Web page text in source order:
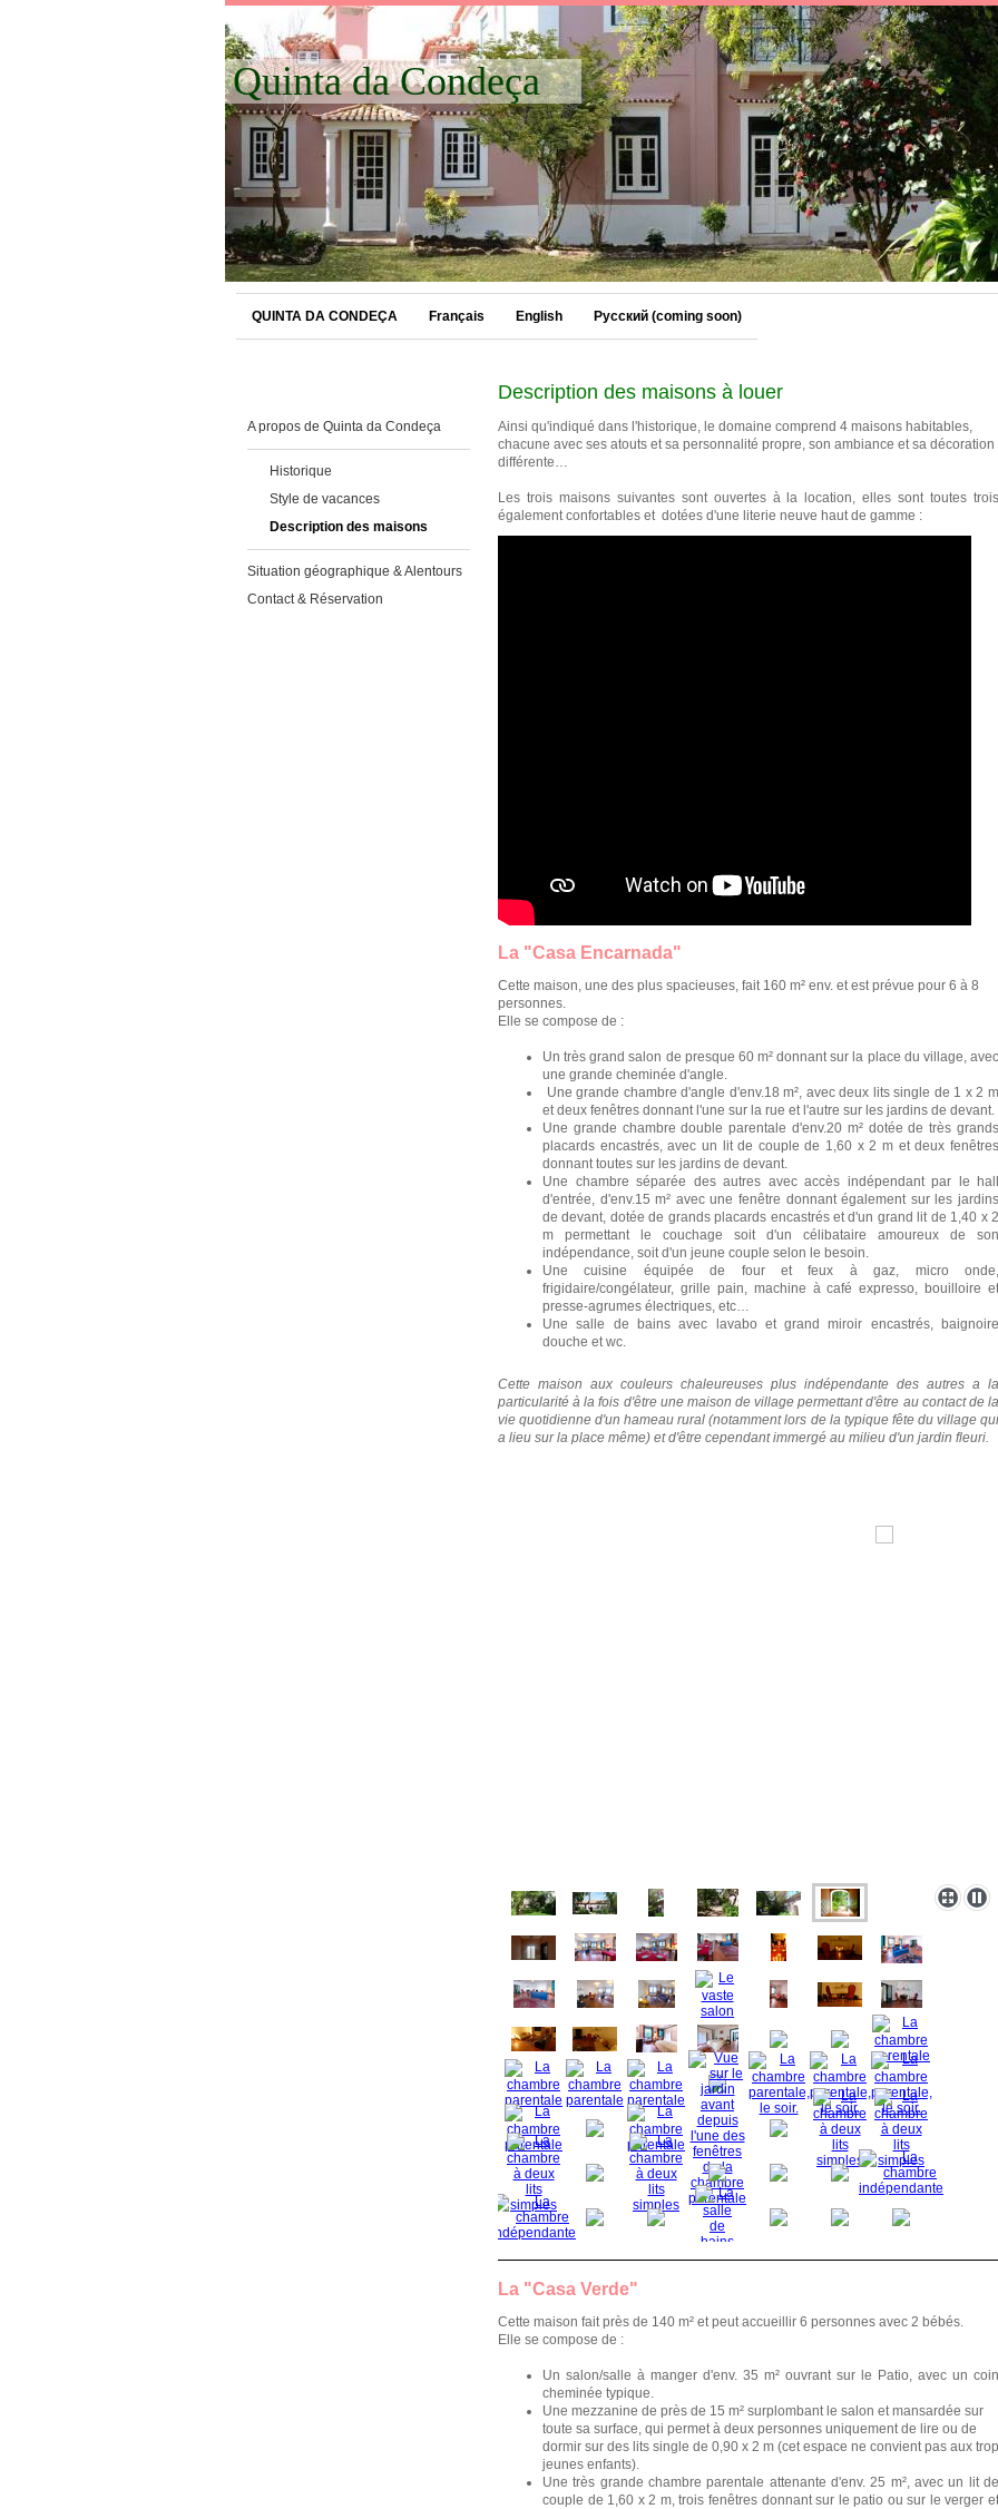
Quinta da Condeça
QUINTA DA CONDEÇA Français English Русский (coming soon)
A propos de Quinta da Condeça
Historique
Style de vacances
Description des maisons
Situation géographique & Alentours
Contact & Réservation
Description des maisons à louer
Ainsi qu'indiqué dans l'historique, le domaine comprend 4 maisons habitables,
chacune avec ses atouts et sa personnalité propre, son ambiance et sa décoration
différente…
Les trois maisons suivantes sont ouvertes à la location, elles sont toutes trois
également confortables et dotées d'une literie neuve haut de gamme :
La "Casa Encarnada"
Cette maison, une des plus spacieuses, fait 160 m² env. et est prévue pour 6 à 8
personnes.
Elle se compose de :
Un très grand salon de presque 60 m² donnant sur la place du village, avec
une grande cheminée d'angle.
Une grande chambre d'angle d'env.18 m², avec deux lits single de 1 x 2 m
et deux fenêtres donnant l'une sur la rue et l'autre sur les jardins de devant.
Une grande chambre double parentale d'env.20 m² dotée de très grands
placards encastrés, avec un lit de couple de 1,60 x 2 m et deux fenêtres
donnant toutes sur les jardins de devant.
Une chambre séparée des autres avec accès indépendant par le hall
d'entrée, d'env.15 m² avec une fenêtre donnant également sur les jardins
de devant, dotée de grands placards encastrés et d'un grand lit de 1,40 x 2
m permettant le couchage soit d'un célibataire amoureux de son
indépendance, soit d'un jeune couple selon le besoin.
Une cuisine équipée de four et feux à gaz, micro onde,
frigidaire/congélateur, grille pain, machine à café expresso, bouilloire et
presse-agrumes électriques, etc…
Une salle de bains avec lavabo et grand miroir encastrés, baignoire
douche et wc.
Cette maison aux couleurs chaleureuses plus indépendante des autres a la
particularité à la fois d'être une maison de village permettant d'être au contact de la
vie quotidienne d'un hameau rural (notamment lors de la typique fête du village qui
a lieu sur la place même) et d'être cependant immergé au milieu d'un jardin fleuri.
La "Casa Verde"
Cette maison fait près de 140 m² et peut accueillir 6 personnes avec 2 bébés.
Elle se compose de :
Un salon/salle à manger d'env. 35 m² ouvrant sur le Patio, avec un coin
cheminée typique.
Une mezzanine de près de 15 m² surplombant le salon et mansardée sur
toute sa surface, qui permet à deux personnes uniquement de lire ou de
dormir sur des lits single de 0,90 x 2 m (cet espace ne convient pas aux trop
jeunes enfants).
Une très grande chambre parentale attenante d'env. 25 m², avec un lit de
couple de 1,60 x 2 m, trois fenêtres donnant sur le patio ou sur le verger et